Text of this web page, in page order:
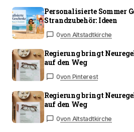
Personalisierte Sommer
Strandzubehör: Ideen
0von Altstadtkirche
Regierung bringt
auf den Weg
0von Pinterest
Regierung bringt
auf den Weg
0von Altstadtkirche